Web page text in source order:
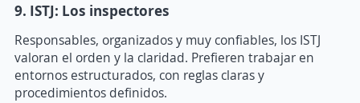
9. ISTJ: Los inspectores
Responsables, organizados y muy confiables, los ISTJ
valoran el orden y la claridad. Prefieren trabajar en
entornos estructurados, con reglas claras y
procedimientos definidos.